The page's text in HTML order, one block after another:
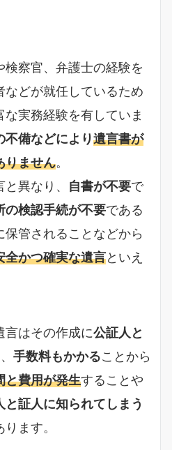
察官、弁護士の経験を
どが就任しているため
実務経験を有していま
不備などにより遺言書が
りません。
異なり、 自書が不要で
の検認手続が不要である
管されることなどから
全かつ確実な遺言といえ
はその作成に公証人と
手数料もかかることから
と費用が発生することや
証人に知られてしまう
ます。